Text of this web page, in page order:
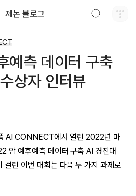
제논 블로그
예측 데이터 구축
상자 인터뷰
AI CONNECT에서 열린 2022년 마
암 예후예측 데이터 구축 AI 경진대
린 이번 대회는 다음 두 가지 과제로